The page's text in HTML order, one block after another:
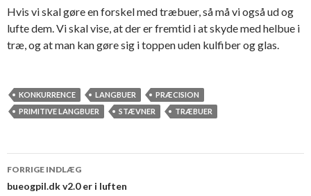
Hvis vi skal gøre en forskel med træbuer, så må vi også ud og
lufte dem. Vi skal vise, at der er fremtid i at skyde med helbue i
træ, og at man kan gøre sig i toppen uden kulfiber og glas.
KONKURRENCE LANGBUER
PRÆCISION
PRIMITIVE LANGBUER
STÆVNER TRÆBUER
Indlægsnavigation
FORRIGE INDLÆG
bueogpil.dk v2.0 er i luften